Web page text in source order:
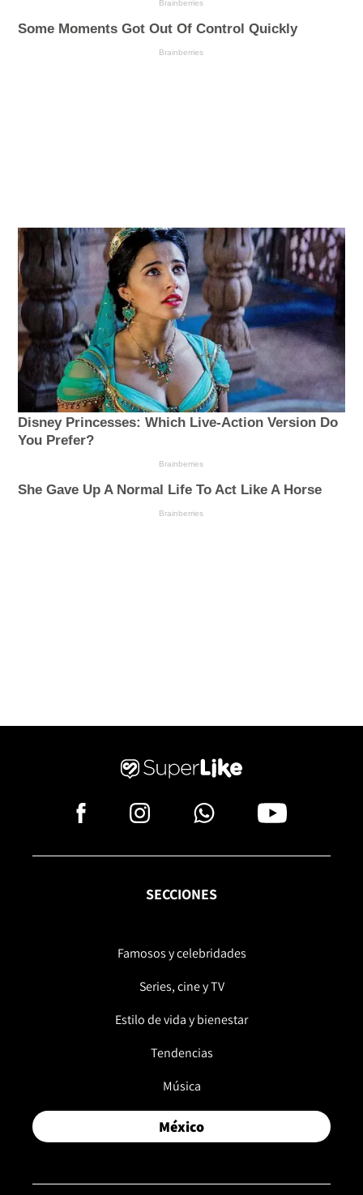
SECCIONES
Famosos y celebridades
Series, cine y TV
Estilo de vida y bienestar
Tendencias
Música
México